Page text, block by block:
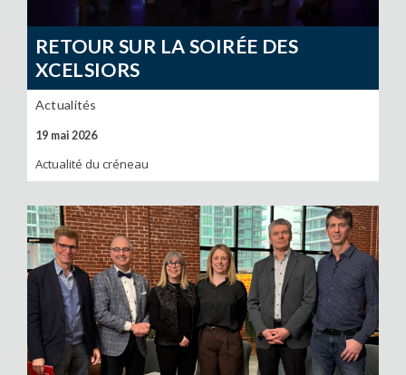
RETOUR SUR LA SOIRÉE DES
XCELSIORS
Actualités
19 mai 2026
Actualité du créneau